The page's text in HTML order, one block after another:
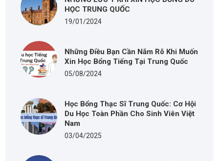
HỌC TRUNG QUỐC
19/01/2024
Những Điều Bạn Cần Nắm Rõ Khi Muốn
Xin Học Bổng Tiếng Tại Trung Quốc
05/08/2024
Học Bổng Thạc Sĩ Trung Quốc: Cơ Hội
Du Học Toàn Phần Cho Sinh Viên Việt
Nam
03/04/2025